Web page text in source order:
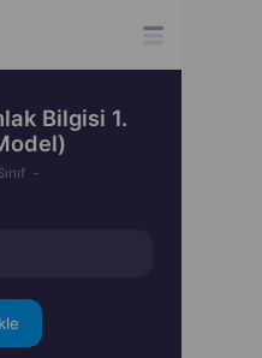
Bilgisi 1.